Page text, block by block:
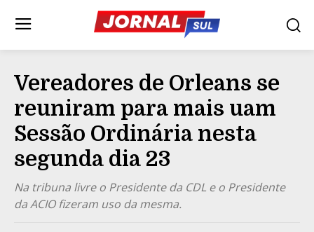
Vereadores de Orleans se
reuniram para mais uam
Sessão Ordinária nesta
segunda dia 23
Na tribuna livre o Presidente da CDL e o Presidente
da ACIO fizeram uso da mesma.